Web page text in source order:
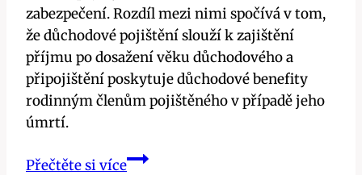
zabezpečení. Rozdíl mezi nimi spočívá v tom,
že důchodové pojištění slouží k zajištění
příjmu po dosažení věku důchodového a
připojištění poskytuje důchodové benefity
rodinným členům pojištěného v případě jeho
úmrtí.
Přečtěte si víceDůchodové